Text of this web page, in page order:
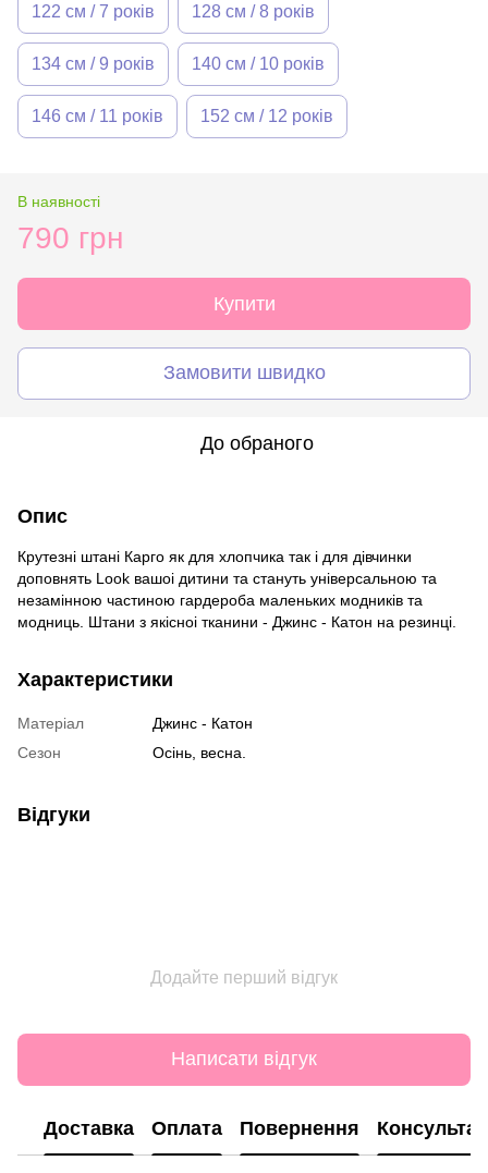
122 см / 7 років 128 см / 8 років
134 см / 9 років 140 см / 10 років
146 см / 11 років 152 см / 12 років
В наявності
790 грн
Купити
Замовити швидко
До обраного
Опис
Крутезні штані Карго як для хлопчика так і для дівчинки
доповнять Look вашоі дитини та стануть універсальною та
незамінною частиною гардероба маленьких модників та
модниць. Штани з якісноі тканини - Джинс - Катон на резинці.
Характеристики
Матеріал
Джинс - Катон
Сезон
Осінь, весна.
Відгуки
Додайте перший відгук
Написати відгук
Доставка Оплата Повернення